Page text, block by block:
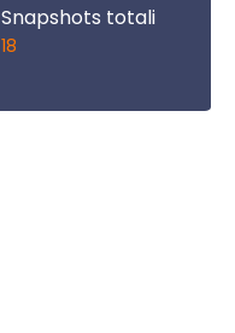
Snapshots totali
18